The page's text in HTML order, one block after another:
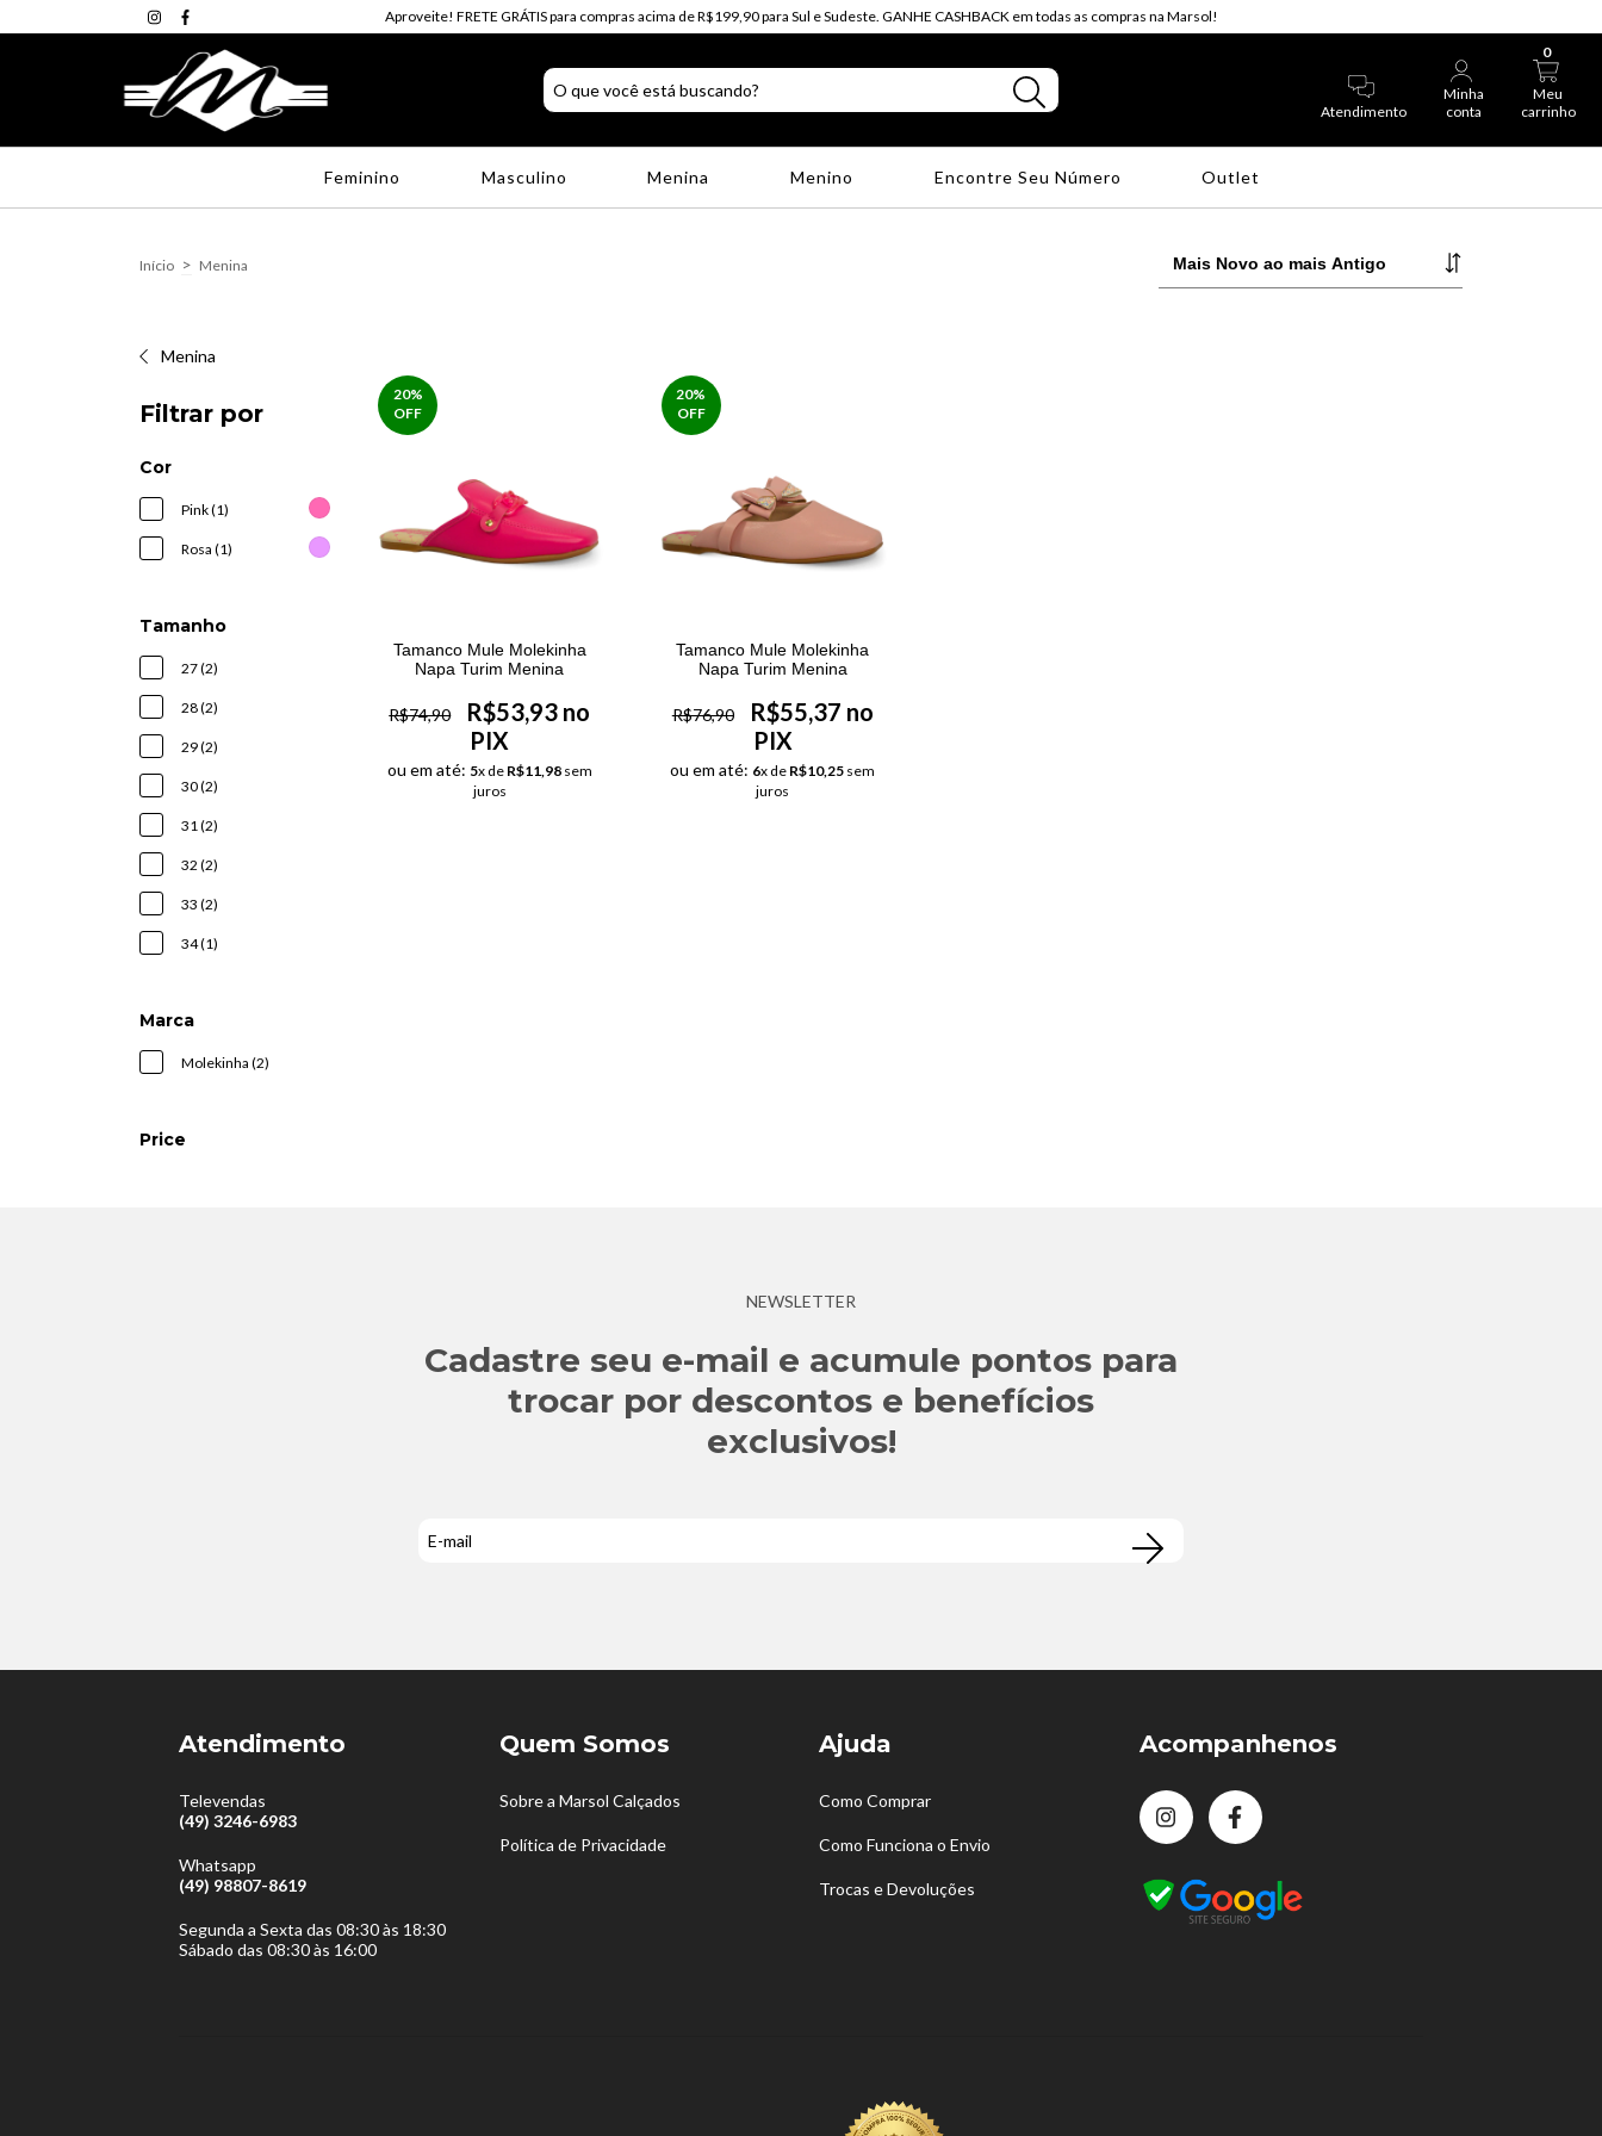
Aproveite! FRETE GRÁTIS para compras acima de R$199,90 para Sul e Sudeste. GANHE CASHBACK em todas as compras na Marsol!
Atendimento
Minha
conta
Meu
carrinho
0
Feminino Masculino Menina Menino Encontre Seu Número Outlet
Início > Menina
Menina
Filtrar por
Cor
Pink (1)
Rosa (1)
Tamanho
27 (2)
28 (2)
29 (2)
30 (2)
31 (2)
32 (2)
33 (2)
34 (1)
Marca
Molekinha (2)
Price
20%
OFF
Tamanco Mule Molekinha
Napa Turim Menina
R$74,90
R$53,93 no
PIX
ou em até: 5x de R$11,98sem
juros
20%
OFF
Tamanco Mule Molekinha
Napa Turim Menina
R$76,90
R$55,37 no
PIX
ou em até: 6x de R$10,25 sem
juros
NEWSLETTER
Cadastre seu e-mail e acumule pontos para
trocar por descontos e benefícios
exclusivos!
Atendimento
Televendas
(49) 3246-6983
Whatsapp
(49) 98807-8619
Segunda a Sexta das 08:30 às 18:30
Sábado das 08:30 às 16:00
Quem Somos
Sobre a Marsol Calçados
Política de Privacidade
Ajuda
Como Comprar
Como Funciona o Envio
Trocas e Devoluções
Acompanhenos